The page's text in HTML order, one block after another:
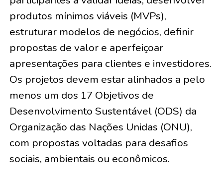
produtos mínimos viáveis (MVPs),
estruturar modelos de negócios, definir
propostas de valor e aperfeiçoar
apresentações para clientes e investidores.
Os projetos devem estar alinhados a pelo
menos um dos 17 Objetivos de
Desenvolvimento Sustentável (ODS) da
Organização das Nações Unidas (ONU),
com propostas voltadas para desafios
sociais, ambientais ou econômicos.